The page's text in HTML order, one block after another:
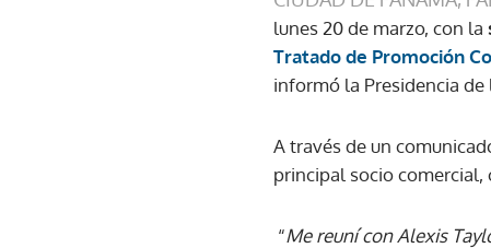
lunes 20 de marzo, con la
Tratado de Promoción
informó la Presidencia de
A través de un
principal socio comercial,
“Me reuní con Alexis